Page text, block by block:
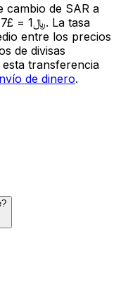
cambio de SAR a
entre los precios
de divisas
transferencia
de dinero.